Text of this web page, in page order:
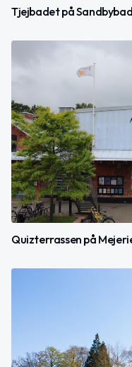
Tjejbadet på
Quizterrassen på